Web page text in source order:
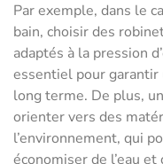
Par exemple, dans le
bain, choisir des
adaptés à la pression
essentiel pour
long terme. De plus,
orienter vers des
l’environnement, qui
économiser de l’eau et